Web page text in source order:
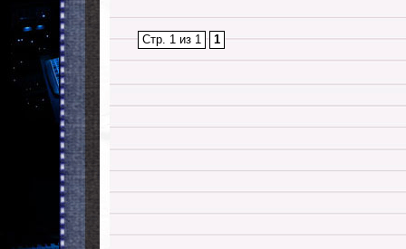
Стр. 1 из 1 1